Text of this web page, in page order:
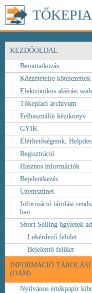
KEZDŐOLDAL
Bemutatkozás
Közzétételre
Elektronikus aláírási
Tőkepiaci archívum
Felhasználói kézikönyv
GYIK
Elérhetőségeink,
Regisztráció
Hasznos információk
Bejelentkezés
Üzemszünet
Információ tárolási
ban
Short Selling ügyletek
Lekérdező felület
Bejelentő felület
INFORMÁCIÓ TÁROLÁSI
(OAM)
Nyilvános értékpapír